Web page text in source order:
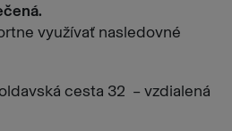
využívať nasledovné
cesta 32 – vzdialená